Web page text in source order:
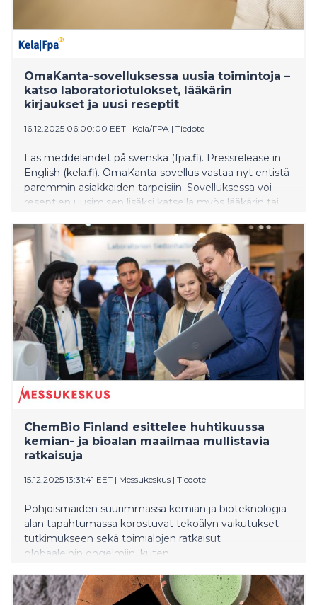
OmaKanta-sovelluksessa uusia toimintoja –
katso laboratoriotulokset, lääkärin
kirjaukset ja uusi reseptit
16.12.2025 06:00:00 EET | Kela/FPA | Tiedote
Läs meddelandet på svenska (fpa.fi). Pressrelease in
English (kela.fi). OmaKanta-sovellus vastaa nyt entistä
paremmin asiakkaiden tarpeisiin. Sovelluksessa voi
reseptien uusimisen lisäksi katsella myös lääkärin tai
ChemBio Finland esittelee huhtikuussa
kemian- ja bioalan maailmaa mullistavia
ratkaisuja
15.12.2025 13:31:41 EET | Messukeskus | Tiedote
Pohjoismaiden suurimmassa kemian ja bioteknologia-
alan tapahtumassa korostuvat tekoälyn vaikutukset
tutkimukseen sekä toimialojen ratkaisut
globaaleihin ongelmiin, kuten
Messukeskuksessa 15.–16.4.2026